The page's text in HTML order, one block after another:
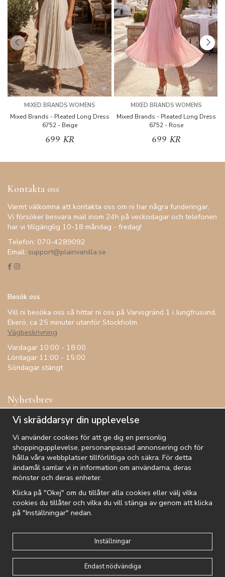
MIXED BRANDS WOMENS
Mixed Brands - Pleated Long Dress
6752 - Beige
699 KR
MIXED BRANDS WOMENS
Mixed Brands - Pleated Long Dress
6752 - Rose
699 KR
Kontakta oss
Varmt välkomna att kontakta oss om ni har några funderingar.
Vi försöker besvara mail inom 24h på veckodagar och telefonen
har vi tillgänglig 10-18 måndag - fredag!
Telefon: 070-4289092
Email: support@plainvanilla.se
Besök oss
Vill ni besöka oss så hittar ni oss på Varvsgränd 1 i Jungfrusund,
Ekerö, ca 25 minuter utanför Stockholm.
Vägbeskrivning
Vardagar 10:00 - 18:00
Lördagar 11:00 - 15:00
Söndagar stängt
Nyhetsbrev
Få inspiration, förtur till kampanjer, specialerbjudanden och
De uppgifter du matar in kommer endast användas till våra nyhetsbrev.
Logga in
Om cookies Integritetspolicy
Vi skräddarsyr din upplevelse
Vi använder cookies för att ge dig en personlig
shoppingupplevelse, personanpassad annonsering och för
hålla våra webbplatser tillförlitliga och säkra. För detta
ändamål samlar vi in information om användarna, deras
mönster och deras enheter.
Klicka på "Okej" om du tillåter alla cookies eller välj vilka
cookies du tillåter och vilka du vill stänga av genom att klicka
på "Inställningar" nedan.
Inställningar
Endast nödvändiga